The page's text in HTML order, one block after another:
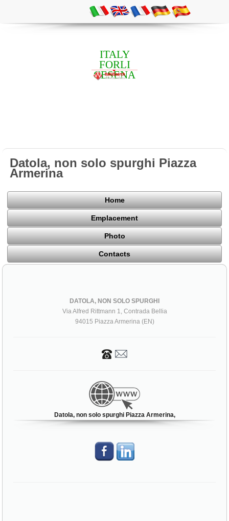
ITALY
FORLI
CESENA
Datola, non solo spurghi Piazza
Armerina
Home
Emplacement
Photo
Contacts
DATOLA, NON SOLO SPURGHI
Via Alfred Rittmann 1, Contrada Bellia
94015 Piazza Armerina (EN)
Datola, non solo spurghi Piazza Armerina,